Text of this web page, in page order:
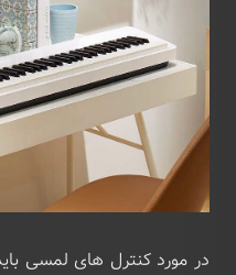
در مورد کنترل های لمسی